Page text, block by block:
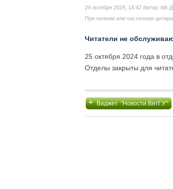
24 октября 2024, 14:42 Автор: bib
При полном или частичном
Читатели не
25 октября 2024 года в
Отделы закрыты для
+Виджет "Новости ВятГУ"